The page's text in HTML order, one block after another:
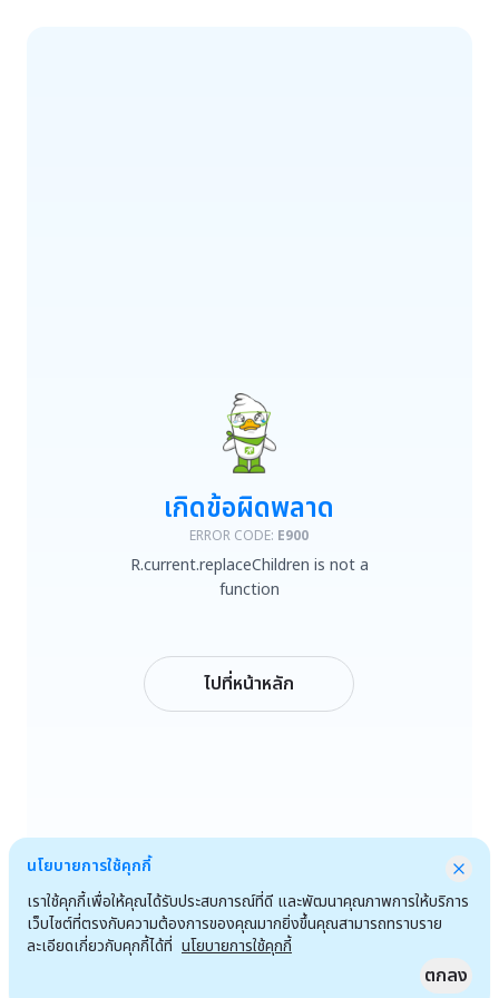
R.current.replaceChildren is not a function
เกิดข้อผิดพลาด
ERROR CODE: E900
R.current.replaceChildren is not a
function
ไปที่หน้าหลัก
นโยบายการใช้คุกกี้
เราใช้คุกกี้เพื่อให้คุณได้รับประสบการณ์ที่ดี และพัฒนาคุณภาพการให้บริการ
เว็บไซต์ที่ตรงกับความต้องการของคุณมากยิ่งขึ้นคุณสามารถทราบราย
ละเอียดเกี่ยวกับคุกกี้ได้ที่ นโยบายการใช้คุกกี้
ตกลง